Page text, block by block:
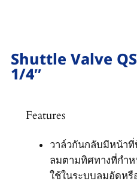
Shuttle Valve
1/4″
Features
วาล์วกันกลับมีหน้า
ลมตามทิศทางที่กำห
ใช้ในระบบลมอัดหรื